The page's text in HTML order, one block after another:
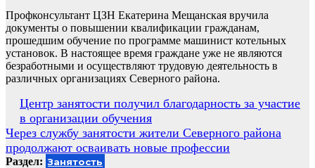
Профконсультант ЦЗН Екатерина Мещанская вручила
документы о повышении квалификации гражданам,
прошедшим обучение по программе машинист котельных
установок. В настоящее время граждане уже не являются
безработными и осуществляют трудовую деятельность в
различных организациях Северного района.
Навигация
по
записям
Центр занятости получил благодарность за участие
в организации обучения
Через службу занятости жители Северного района
продолжают осваивать новые профессии
Раздел: Занятость